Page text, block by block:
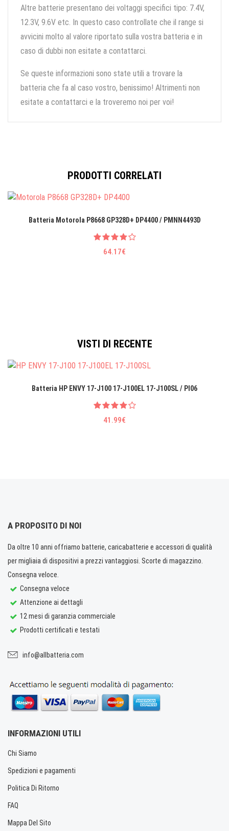
Altre batterie presentano dei voltaggi specifici tipo: 7.4V,
12.3V, 9.6V etc. In questo caso controllate che il range si
avvicini molto al valore riportato sulla vostra batteria e in
caso di dubbi non esitate a contattarci.
Se queste informazioni sono state utili a trovare la
batteria che fa al caso vostro, benissimo! Altrimenti non
esitate a contattarci e la troveremo noi per voi!
PRODOTTI CORRELATI
Batteria Motorola P8668 GP328D+ DP4400 / PMNN4493D
64.17€
VISTI DI RECENTE
Batteria HP ENVY 17-J100 17-J100EL 17-J100SL / PI06
41.99€
A PROPOSITO DI NOI
Da oltre 10 anni offriamo batterie, caricabatterie e accessori di qualità
per migliaia di dispositivi a prezzi vantaggiosi. Scorte di magazzino.
Consegna veloce.
Consegna veloce
Attenzione ai dettagli
12 mesi di garanzia commerciale
Prodotti certificati e testati
info@allbatteria.com
INFORMAZIONI UTILI
Chi Siamo
Spedizioni e pagamenti
Politica Di Ritorno
FAQ
Mappa Del Sito